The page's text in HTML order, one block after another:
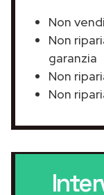
Non
Non
garanzia
Non
Non